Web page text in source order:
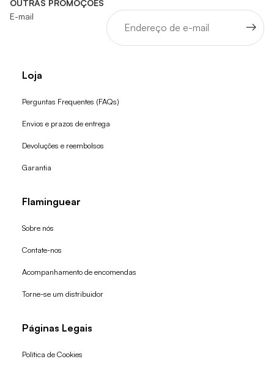
OUTRAS PROMOÇÕES
E-mail
Loja
Perguntas Frequentes (FAQs)
Envios e prazos de entrega
Devoluções e reembolsos
Garantia
Flaminguear
Sobre nós
Contate-nos
Acompanhamento de encomendas
Torne-se um distribuidor
Páginas Legais
Política de Cookies